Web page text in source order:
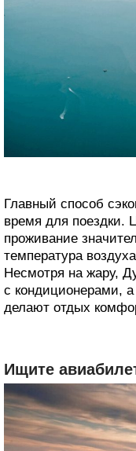
Главный способ
время для поездки.
проживание
температура
Несмотря на жару,
с кондиционерами,
делают отдых
Ищите